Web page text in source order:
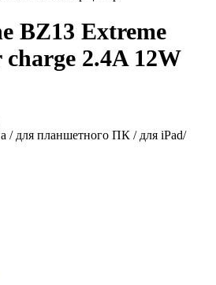
BZ13 Extreme
2.4A 12W
/ для планшетного ПК / для iPad/